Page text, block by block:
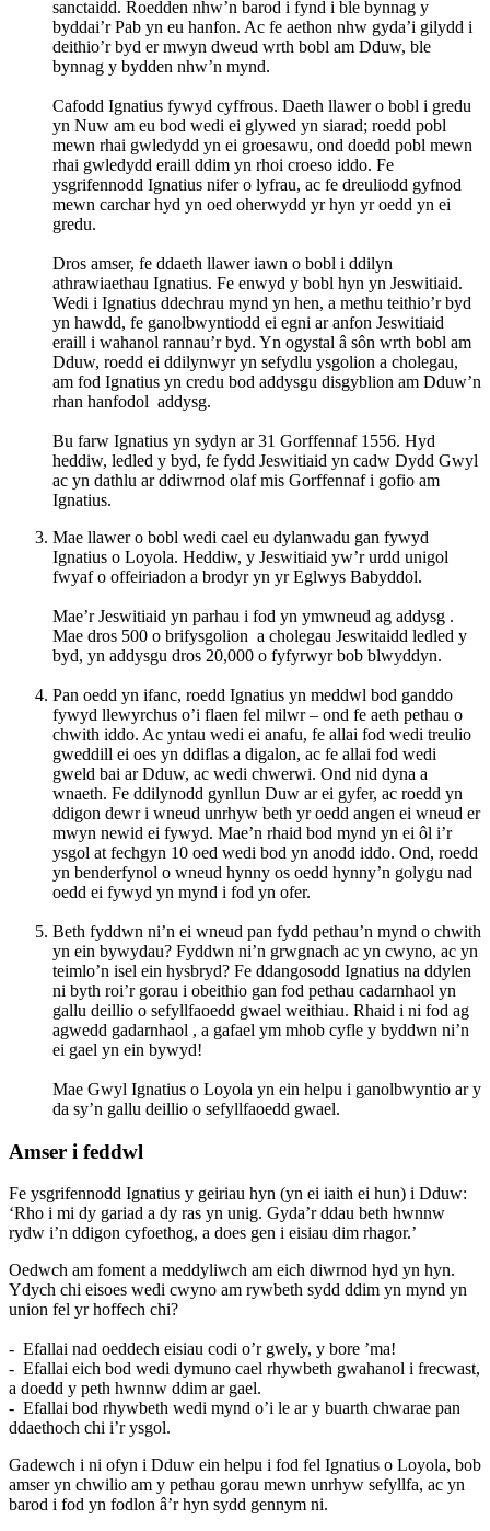
sanctaidd. Roedden nhw’n barod i fynd i ble bynnag y
byddai’r Pab yn eu hanfon. Ac fe aethon nhw gyda’i gilydd i
deithio’r byd er mwyn dweud wrth bobl am Dduw, ble
bynnag y bydden nhw’n mynd.
Cafodd Ignatius fywyd cyffrous. Daeth llawer o bobl i gredu
yn Nuw am eu bod wedi ei glywed yn siarad; roedd pobl
mewn rhai gwledydd yn ei groesawu, ond doedd pobl mewn
rhai gwledydd eraill ddim yn rhoi croeso iddo. Fe
ysgrifennodd Ignatius nifer o lyfrau, ac fe dreuliodd gyfnod
mewn carchar hyd yn oed oherwydd yr hyn yr oedd yn ei
gredu.
Dros amser, fe ddaeth llawer iawn o bobl i ddilyn
athrawiaethau Ignatius. Fe enwyd y bobl hyn yn Jeswitiaid.
Wedi i Ignatius ddechrau mynd yn hen, a methu teithio’r byd
yn hawdd, fe ganolbwyntiodd ei egni ar anfon Jeswitiaid
eraill i wahanol rannau’r byd. Yn ogystal â sôn wrth bobl am
Dduw, roedd ei ddilynwyr yn sefydlu ysgolion a cholegau,
am fod Ignatius yn credu bod addysgu disgyblion am Dduw’n
rhan hanfodol addysg.
Bu farw Ignatius yn sydyn ar 31 Gorffennaf 1556. Hyd
heddiw, ledled y byd, fe fydd Jeswitiaid yn cadw Dydd Gwyl
ac yn dathlu ar ddiwrnod olaf mis Gorffennaf i gofio am
Ignatius.
Mae llawer o bobl wedi cael eu dylanwadu gan fywyd
Ignatius o Loyola. Heddiw, y Jeswitiaid yw’r urdd unigol
fwyaf o offeiriadon a brodyr yn yr Eglwys Babyddol.
Mae’r Jeswitiaid yn parhau i fod yn ymwneud ag addysg .
Mae dros 500 o brifysgolion a cholegau Jeswitaidd ledled y
byd, yn addysgu dros 20,000 o fyfyrwyr bob blwyddyn.
Pan oedd yn ifanc, roedd Ignatius yn meddwl bod ganddo
fywyd llewyrchus o’i flaen fel milwr – ond fe aeth pethau o
chwith iddo. Ac yntau wedi ei anafu, fe allai fod wedi treulio
gweddill ei oes yn ddiflas a digalon, ac fe allai fod wedi
gweld bai ar Dduw, ac wedi chwerwi. Ond nid dyna a
wnaeth. Fe ddilynodd gynllun Duw ar ei gyfer, ac roedd yn
ddigon dewr i wneud unrhyw beth yr oedd angen ei wneud er
mwyn newid ei fywyd. Mae’n rhaid bod mynd yn ei ôl i’r
ysgol at fechgyn 10 oed wedi bod yn anodd iddo. Ond, roedd
yn benderfynol o wneud hynny os oedd hynny’n golygu nad
oedd ei fywyd yn mynd i fod yn ofer.
Beth fyddwn ni’n ei wneud pan fydd pethau’n mynd o chwith
yn ein bywydau? Fyddwn ni’n grwgnach ac yn cwyno, ac yn
teimlo’n isel ein hysbryd? Fe ddangosodd Ignatius na ddylen
ni byth roi’r gorau i obeithio gan fod pethau cadarnhaol yn
gallu deillio o sefyllfaoedd gwael weithiau. Rhaid i ni fod ag
agwedd gadarnhaol , a gafael ym mhob cyfle y byddwn ni’n
ei gael yn ein bywyd!
Mae Gwyl Ignatius o Loyola yn ein helpu i ganolbwyntio ar y
da sy’n gallu deillio o sefyllfaoedd gwael.
Amser i feddwl
Fe ysgrifennodd Ignatius y geiriau hyn (yn ei iaith ei hun) i Dduw:
‘Rho i mi dy gariad a dy ras yn unig. Gyda’r ddau beth hwnnw
rydw i’n ddigon cyfoethog, a does gen i eisiau dim rhagor.’
Oedwch am foment a meddyliwch am eich diwrnod hyd yn hyn.
Ydych chi eisoes wedi cwyno am rywbeth sydd ddim yn mynd yn
union fel yr hoffech chi?
- Efallai nad oeddech eisiau codi o’r gwely, y bore ’ma!
- Efallai eich bod wedi dymuno cael rhywbeth gwahanol i frecwast,
a doedd y peth hwnnw ddim ar gael.
- Efallai bod rhywbeth wedi mynd o’i le ar y buarth chwarae pan
ddaethoch chi i’r ysgol.
Gadewch i ni ofyn i Dduw ein helpu i fod fel Ignatius o Loyola, bob
amser yn chwilio am y pethau gorau mewn unrhyw sefyllfa, ac yn
barod i fod yn fodlon â’r hyn sydd gennym ni.